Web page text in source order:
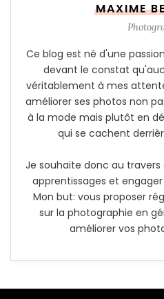
MAXIME
Ce blog est né d'une
devant le constat
véritablement à mes
améliorer ses photos non
à la mode mais plutôt en
qui se cachent
Je souhaite donc au
apprentissages et
Mon but: vous proposer
sur la photographie en
améliorer vos